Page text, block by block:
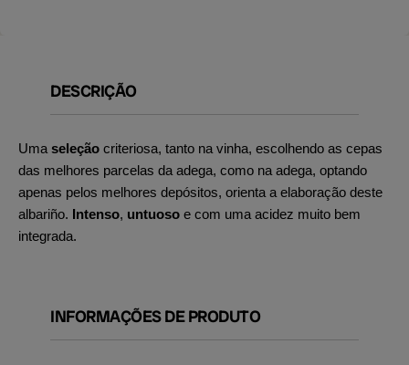
DESCRIÇÃO
Uma seleção criteriosa, tanto na vinha, escolhendo as cepas
das melhores parcelas da adega, como na adega, optando
apenas pelos melhores depósitos, orienta a elaboração deste
albariño. Intenso, untuoso e com uma acidez muito bem
integrada.
INFORMAÇÕES DE PRODUTO